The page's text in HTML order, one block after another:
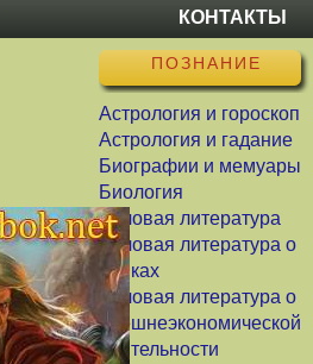
КОНТАКТЫ
ПОЗНАНИЕ
Астрология и гороскоп
Астрология и гадание
Биографии и мемуары
Биология
Деловая литература
Деловая литература о
банках
Деловая литература о
внешнеэкономической
деятельности